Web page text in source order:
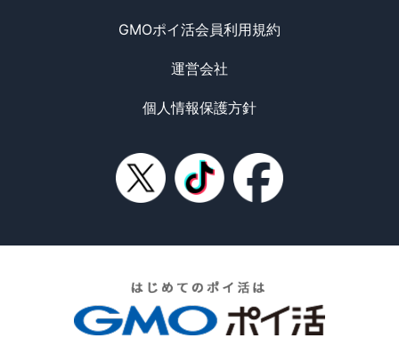
GMOポイ活会員利用規約
運営会社
個人情報保護方針